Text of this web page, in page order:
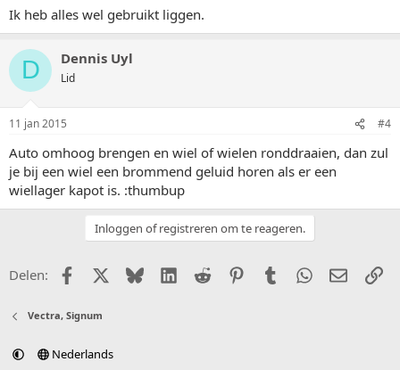
Ik heb alles wel gebruikt liggen.
D Dennis Uyl
Lid
11 jan 2015 #4
Auto omhoog brengen en wiel of wielen ronddraaien, dan zul
je bij een wiel een brommend geluid horen als er een
wiellager kapot is. :thumbup
Inloggen of registreren om te reageren.
Delen: FacebookX (Twitter)
BlueskyLinkedIn
Reddit PinterestTumblr WhatsApp
E-mail
Vectra, Signum
Nederlands